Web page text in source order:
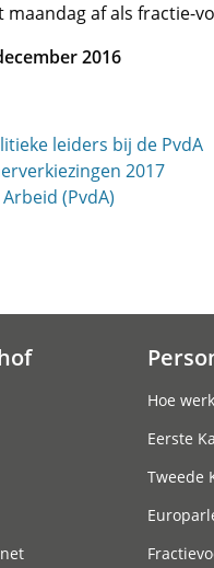
maandag af als fractie-
2016
leiders bij de PvdA
2017
(PvdA)
Hoe
Eerste
Tweede